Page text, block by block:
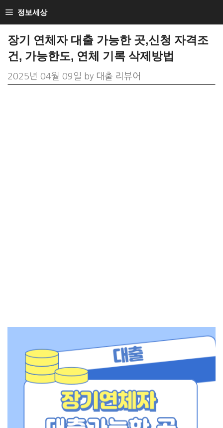
Skip
to
content
정보세상
장기 연체자 대출 가능한 곳,신청 자격조
건, 가능한도, 연체 기록 삭제방법
2025년 04월 09일 by 대출 리뷰어